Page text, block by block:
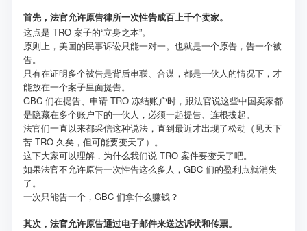
首先，法官允许原告律所一次性告成百上千个卖家。
这点是 TRO 案子的“立身之本”。
原则上，美国的民事诉讼只能一对一。也就是一个原告，告一个被
告。
只有在证明多个被告是背后串联、合谋，都是一伙人的情况下，才
能放在一个案子里面提告。
GBC 们在提告、申请 TRO 冻结账户时，跟法官说这些中国卖家都
是隐藏在多个账户下的一伙人，必须一起提告、连根拔起。
法官们一直以来都采信这种说法，直到最近才出现了松动（见天下
苦 TRO 久矣，但可能要变天了）。
这下大家可以理解，为什么我们说 TRO 案件要变天了吧。
如果法官不允许原告一次性告这么多人，GBC 们的盈利点就消失
了。
一次只能告一个，GBC 们拿什么赚钱？
其次，法官允许原告通过电子邮件来送达诉状和传票。